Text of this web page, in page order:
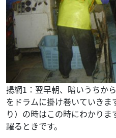
揚網1：翌早朝、暗いうちか
をドラムに掛け巻いていき
り）の時はこの時にわかり
躍るときです。